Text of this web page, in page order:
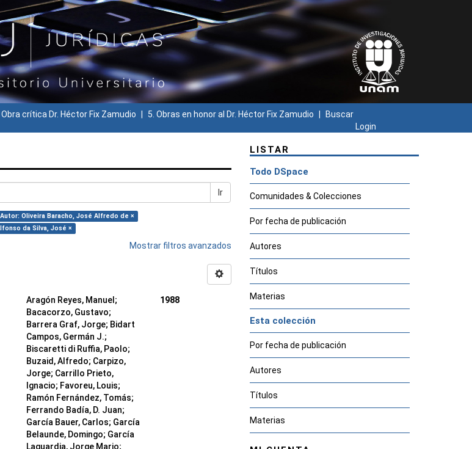
II Obra crítica Dr. Héctor Fix Zamudio 5. Obras en honor al Dr. Héctor Fix Zamudio
Buscar
Login
Ir
Autor: Oliveira Baracho, José Alfredo de ×
da Silva, José ×
Mostrar filtros avanzados
Aragón Reyes, Manuel;
Bacacorzo, Gustavo;
Barrera Graf, Jorge; Bidart
Campos, Germán J.;
Biscaretti di Ruffia, Paolo;
Buzaid, Alfredo; Carpizo,
Jorge; Carrillo Prieto,
Ignacio; Favoreu, Louis;
Ramón Fernández, Tomás;
Ferrando Badía, D. Juan;
García Bauer, Carlos; García
Belaunde, Domingo; García
Laguardia, Jorge Mario;
1988
LISTAR
Todo DSpace
Comunidades & Colecciones
Por fecha de publicación
Autores
Títulos
Materias
Esta colección
Por fecha de publicación
Autores
Títulos
Materias